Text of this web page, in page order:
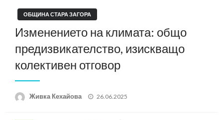
ОБЩИНА СТАРА ЗАГОРА
Изменението на климата: общо
предизвикателство, изискващо
колективен отговор
Живка Кехайова
Posted
26.06.2025